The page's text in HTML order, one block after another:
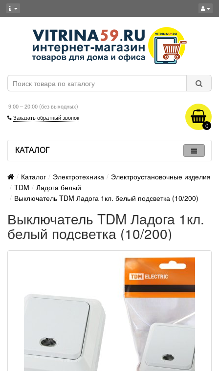
9:00 – 20:00 (без выходных)
Заказать обратный звонок
0
КАТАЛОГ
Каталог Электротехника
Электроустановочные изделия
TDM
Ладога белый
Выключатель TDM Ладога 1кл. белый подсветка (10/200)
Выключатель TDM Ладога 1кл.
белый подсветка (10/200)